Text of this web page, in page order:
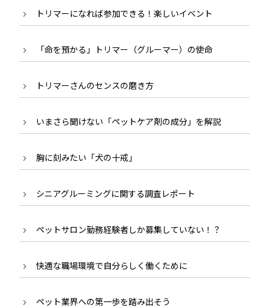
トリマーになれば参加できる！楽しいイベント
「命を預かる」トリマー（グルーマー）の使命
トリマーさんのセンスの磨き方
いまさら聞けない「ペットケア剤の成分」を解説
胸に刻みたい「犬の十戒」
シニアグルーミングに関する調査レポート
ペットサロン勤務経験者しか募集していない！？
快適な職場環境で自分らしく働くために
ペット業界への第一歩を踏み出そう